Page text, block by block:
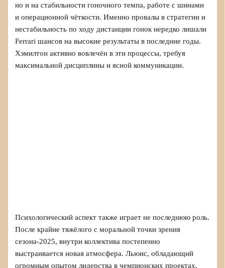
но и на стабильности гоночного темпа, работе с шинами
и операционной чёткости. Именно провалы в стратегии и
нестабильность по ходу дистанции гонок нередко лишали
Ferrari шансов на высокие результаты в последние годы.
Хэмилтон активно вовлечён в эти процессы, требуя
максимальной дисциплины и ясной коммуникации.
Психологический аспект также играет не последнюю роль.
После крайне тяжёлого с моральной точки зрения
сезона-2025, внутри коллектива постепенно
выстраивается новая атмосфера. Льюис, обладающий
огромным опытом лидерства в чемпионских проектах,